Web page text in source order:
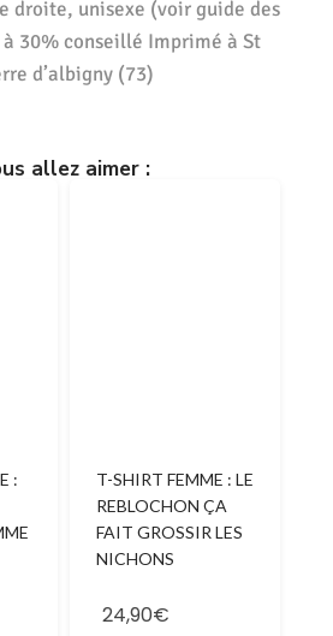
droite, unisexe (voir guide des
30% conseillé Imprimé à St
d’albigny (73)
allez aimer :
:
T-SHIRT FEMME : LE
REBLOCHON ÇA
FAIT GROSSIR LES
NICHONS
24,90€